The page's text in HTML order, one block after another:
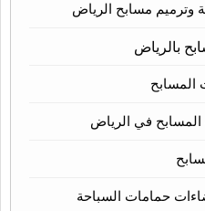
وترميم مسابح الرياض
بالرياض
المسابح
في الرياض
حمامات السباحة